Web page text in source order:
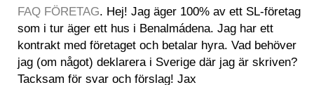
FAQ FÖRETAG. Hej! Jag äger 100% av ett SL-företag
som i tur äger ett hus i Benalmádena. Jag har ett
kontrakt med företaget och betalar hyra. Vad behöver
jag (om något) deklarera i Sverige där jag är skriven?
Tacksam för svar och förslag! Jax